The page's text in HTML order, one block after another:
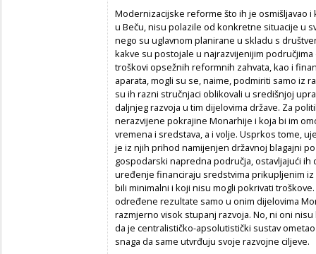
Modernizacijske reforme što ih je osmišljavao
u Beču, nisu polazile od konkretne situacije u
nego su uglavnom planirane u skladu s
kakve su postojale u najrazvijenijim
troškovi opsežnih reformnih zahvata, kao i
aparata, mogli su se, naime, podmiriti samo iz
su ih razni stručnjaci oblikovali u središnjoj
daljnjeg razvoja u tim dijelovima države. Za
nerazvijene pokrajine Monarhije i koja bi im
vremena i sredstava, a i volje. Usprkos tome,
je iz njih prihod namijenjen državnoj blagajni
gospodarski napredna područja, ostavljajući
uređenje financiraju sredstvima prikupljenim
bili minimalni i koji nisu mogli pokrivati
određene rezultate samo u onim dijelovima
razmjerno visok stupanj razvoja. No, ni oni
da je centralističko-apsolutistički sustav
snaga da same utvrđuju svoje razvojne ciljeve.